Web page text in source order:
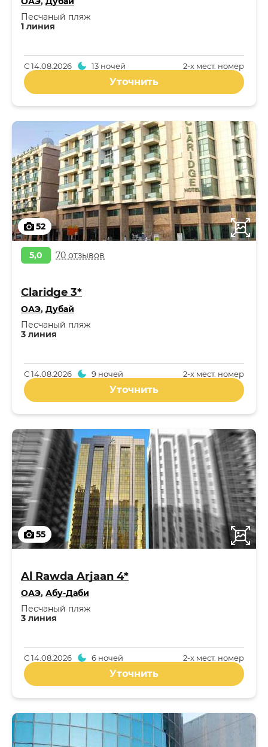
1 линия
Песчаный пляж
2-x мест. номер
С14.08.2026 13 ночей
Уточнить
52
5,0 70 отзывов
Claridge 3*
ОАЭ, Дубай
3 линия
Песчаный пляж
2-x мест. номер
С14.08.2026 9 ночей
Уточнить
55
Al Rawda Arjaan 4*
ОАЭ, Абу-Даби
3 линия
Песчаный пляж
2-x мест. номер
С14.08.2026 6 ночей
Уточнить